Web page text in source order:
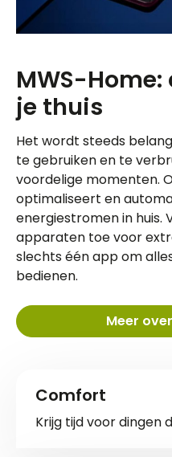
MWS-
je thuis
Het wordt steeds
te gebruiken en te
voordelige momenten.
optimaliseert en
energiestromen in huis.
apparaten toe voor
slechts één app om
bedienen.
Meer
Comfort
Krijg tijd voor dingen